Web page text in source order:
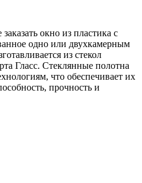
окно из пластика с
одно или двухкамерным
из стекол
Гласс. Стеклянные полотна
что обеспечивает их
прочность и